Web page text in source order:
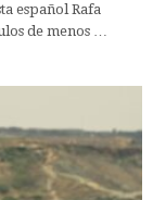
español Rafa
de menos …